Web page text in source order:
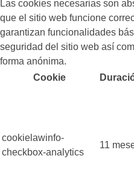
Las cookies necesarias son
que el sitio web funcione
garantizan funcionalidades
seguridad del sitio web así
forma anónima.
Cookie
cookielawinfo-
checkbox-analytics
11